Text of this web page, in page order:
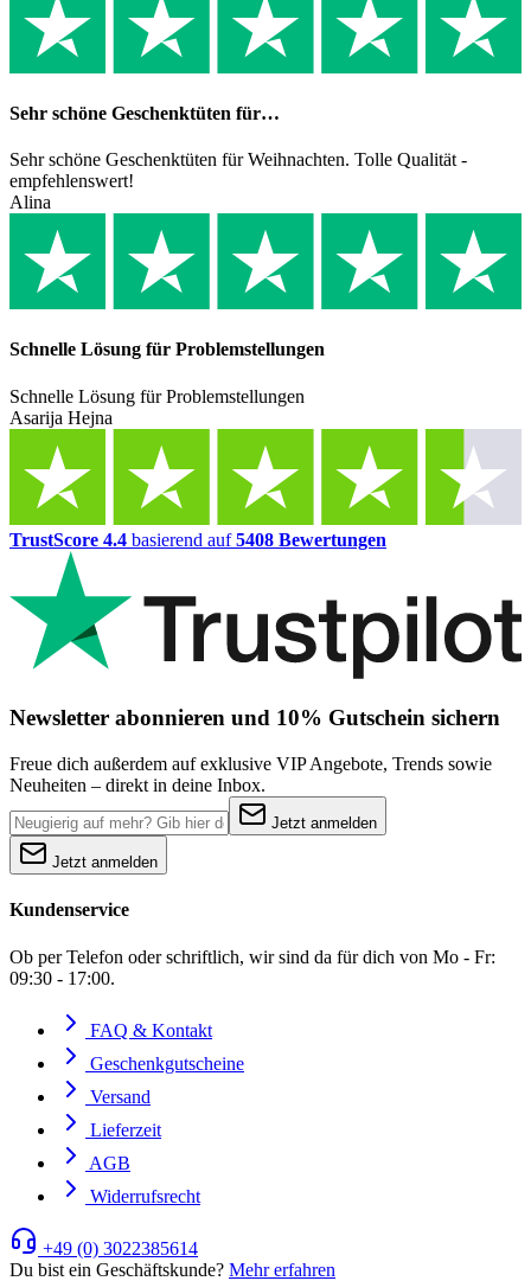
Sehr schöne Geschenktüten für…
Sehr schöne Geschenktüten für Weihnachten. Tolle Qualität -
empfehlenswert!
Alina
Schnelle Lösung für Problemstellungen
Schnelle Lösung für Problemstellungen
Asarija Hejna
TrustScore 4.4 basierend auf5408 Bewertungen
Newsletter abonnieren und 10% Gutschein sichern
Freue dich außerdem auf exklusive VIP Angebote, Trends sowie
Neuheiten – direkt in deine Inbox.
Jetzt anmelden
Jetzt anmelden
Kundenservice
Ob per Telefon oder schriftlich, wir sind da für dich von Mo - Fr:
09:30 - 17:00.
FAQ & Kontakt
Geschenkgutscheine
Versand
Lieferzeit
AGB
Widerrufsrecht
+49 (0) 3022385614
Du bist ein Geschäftskunde? Mehr erfahren